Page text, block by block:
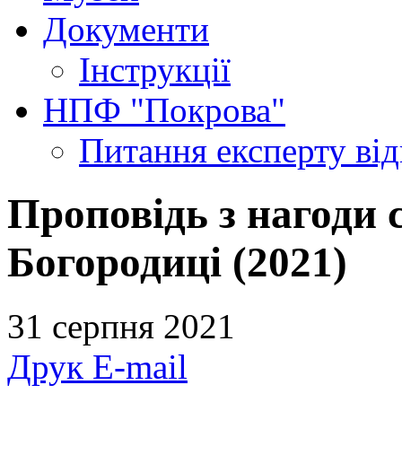
Документи
Інструкції
НПФ "Покрова"
Питання експерту
Проповідь з нагоди
Богородиці (2021)
31 серпня 2021
Друк E-mail